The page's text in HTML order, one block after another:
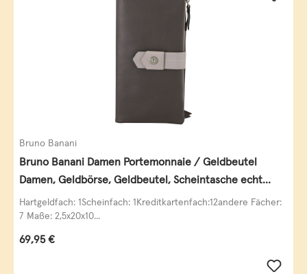
Bruno Banani
Bruno Banani Damen Portemonnaie / Geldbeutel
Damen, Geldbörse, Geldbeutel, Scheintasche echt
Leder
Hartgeldfach: 1Scheinfach: 1Kreditkartenfach:12andere Fächer:
7 Maße: 2,5x20x10...
Regulärer Preis:
69,95 €